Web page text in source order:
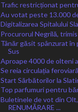
Trafic restricționat
Au votat peste 13.000
Digitalizarea Spitalului
Procurorul Negrilă,
Tânăr găsit spânzurat în
Sus
Aproape 4000 de olteni
Se reia circulația
Start Sărbătorilor la
Top parfumuri pentru
Buletinele de vot din
RENUMĂRARE ...